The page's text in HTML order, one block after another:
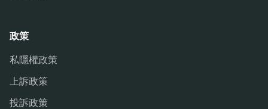
政策
私隱權政策
上訴政策
投訴政策